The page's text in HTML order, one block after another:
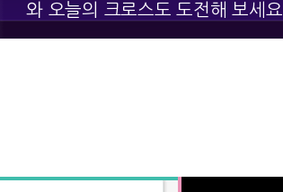
와 오늘의 크로스도 도전해 보세요.